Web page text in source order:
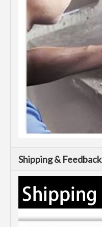
Shipping & Feedback